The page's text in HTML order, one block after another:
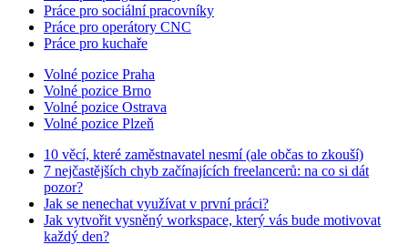
Práce pro sociální pracovníky
Práce pro operátory CNC
Práce pro kuchaře
Volné pozice Praha
Volné pozice Brno
Volné pozice Ostrava
Volné pozice Plzeň
10 věcí, které zaměstnavatel nesmí (ale občas to zkouší)
7 nejčastějších chyb začínajících freelancerů: na co si dát
pozor?
Jak se nenechat využívat v první práci?
Jak vytvořit vysněný workspace, který vás bude motivovat
každý den?